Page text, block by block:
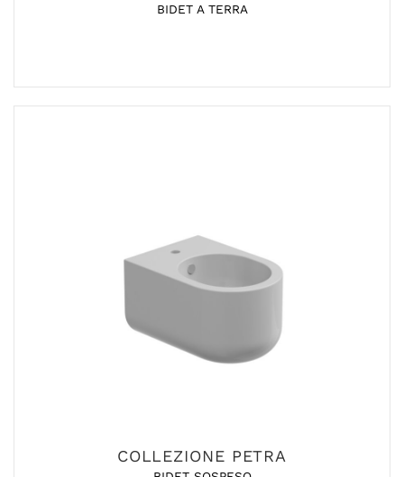
BIDET A TERRA
COLLEZIONE PETRA